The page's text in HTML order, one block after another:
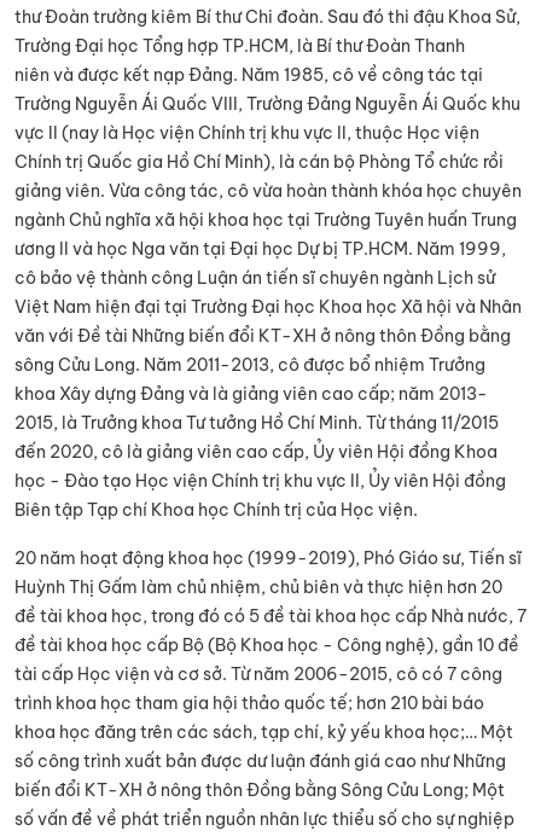
thư Đoàn trường kiêm Bí thư Chi đoàn. Sau đó thi đậu Khoa Sử,
Trường Đại học Tổng hợp TP.HCM, là Bí thư Đoàn Thanh
niên và được kết nạp Đảng. Năm 1985, cô về công tác tại
Trường Nguyễn Ái Quốc VIII, Trường Đảng Nguyễn Ái Quốc khu
vực II (nay là Học viện Chính trị khu vực II, thuộc Học viện
Chính trị Quốc gia Hồ Chí Minh), là cán bộ Phòng Tổ chức rồi
giảng viên. Vừa công tác, cô vừa hoàn thành khóa học chuyên
ngành Chủ nghĩa xã hội khoa học tại Trường Tuyên huấn Trung
ương II và học Nga văn tại Đại học Dự bị TP.HCM. Năm 1999,
cô bảo vệ thành công Luận án tiến sĩ chuyên ngành Lịch sử
Việt Nam hiện đại tại Trường Đại học Khoa học Xã hội và Nhân
văn với Đề tài Những biến đổi KT-XH ở nông thôn Đồng bằng
sông Cửu Long. Năm 2011-2013, cô được bổ nhiệm Trưởng
khoa Xây dựng Đảng và là giảng viên cao cấp; năm 2013-
2015, là Trưởng khoa Tư tưởng Hồ Chí Minh. Từ tháng 11/2015
đến 2020, cô là giảng viên cao cấp, Ủy viên Hội đồng Khoa
học - Đào tạo Học viện Chính trị khu vực II, Ủy viên Hội đồng
Biên tập Tạp chí Khoa học Chính trị của Học viện.
20 năm hoạt động khoa học (1999-2019), Phó Giáo sư, Tiến sĩ
Huỳnh Thị Gấm làm chủ nhiệm, chủ biên và thực hiện hơn 20
đề tài khoa học, trong đó có 5 đề tài khoa học cấp Nhà nước, 7
đề tài khoa học cấp Bộ (Bộ Khoa học - Công nghệ), gần 10 đề
tài cấp Học viện và cơ sở. Từ năm 2006-2015, cô có 7 công
trình khoa học tham gia hội thảo quốc tế; hơn 210 bài báo
khoa học đăng trên các sách, tạp chí, kỷ yếu khoa học;… Một
số công trình xuất bản được dư luận đánh giá cao như Những
biến đổi KT-XH ở nông thôn Đồng bằng Sông Cửu Long; Một
số vấn đề về phát triển nguồn nhân lực thiểu số cho sự nghiệp